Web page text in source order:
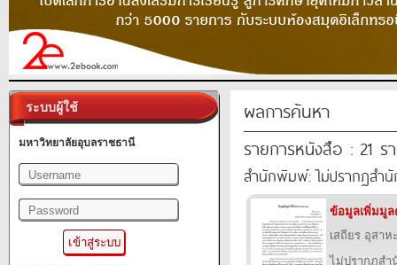
ระบบผู้ใช้
มหาวิทยาลัยอุบลราชธานี
ผลการค้นหา
รายการหนังสือ : 21 ร
สำนักพิมพ์: ไม่ปรากฏสำ
ข้อมูลเพิ่มมูล
เสถียร อุสาห
ไม่ปรากฏส